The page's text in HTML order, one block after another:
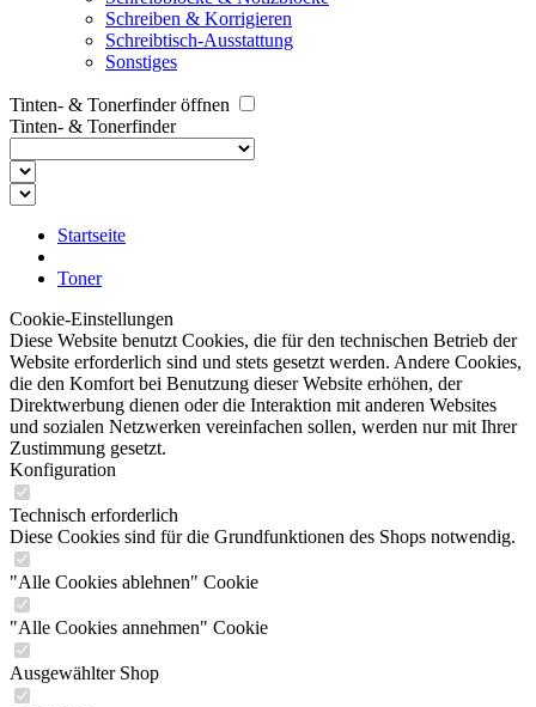
Schreiben & Korrigieren
Schreibtisch-Ausstattung
Sonstiges
Tinten- & Tonerfinder öffnen
Tinten- & Tonerfinder
Startseite
Toner
Cookie-Einstellungen
Diese Website benutzt Cookies, die für den technischen Betrieb der
Website erforderlich sind und stets gesetzt werden. Andere Cookies,
die den Komfort bei Benutzung dieser Website erhöhen, der
Direktwerbung dienen oder die Interaktion mit anderen Websites
und sozialen Netzwerken vereinfachen sollen, werden nur mit Ihrer
Zustimmung gesetzt.
Konfiguration
Technisch erforderlich
Diese Cookies sind für die Grundfunktionen des Shops notwendig.
"Alle Cookies ablehnen" Cookie
"Alle Cookies annehmen" Cookie
Ausgewählter Shop